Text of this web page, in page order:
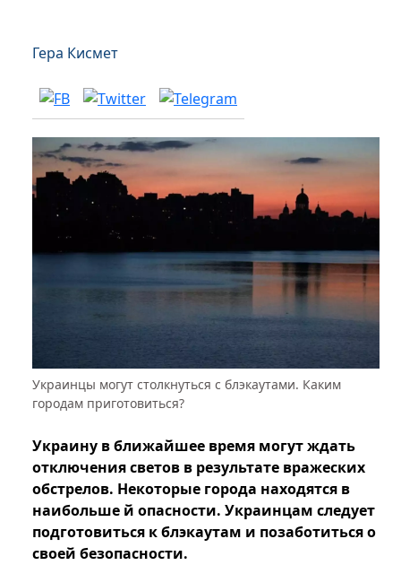
Гера Кисмет
Украинцы могут столкнуться с блэкаутами. Каким
городам приготовиться?
Украину в ближайшее время могут ждать
отключения светов в результате вражеских
обстрелов. Некоторые города находятся в
наибольше й опасности. Украинцам следует
подготовиться к блэкаутам и позаботиться о
своей безопасности.